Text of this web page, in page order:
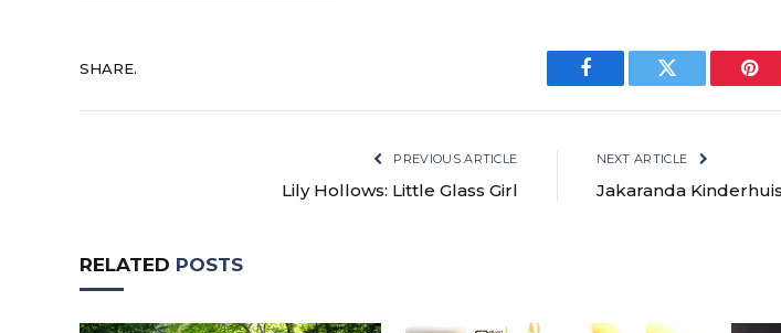
SHARE.
Facebook Twitter
PREVIOUS ARTICLE
Lily Hollows: Little Glass Girl
NEXT ARTICLE
Jakaranda
RELATED POSTS